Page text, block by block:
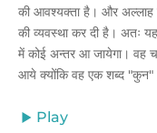
की आवश्यक्ता है। और अल्लाह
की व्यवस्था कर दी है। अतः यह
में कोई अन्तर आ जायेगा। वह
आये क्योंकि वह एक शब्द "कुन"
Play